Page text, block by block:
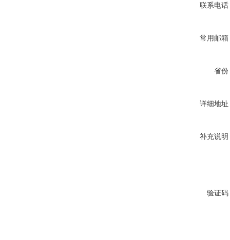
联系电话
常用邮箱
省份
详细地址
补充说明
验证码